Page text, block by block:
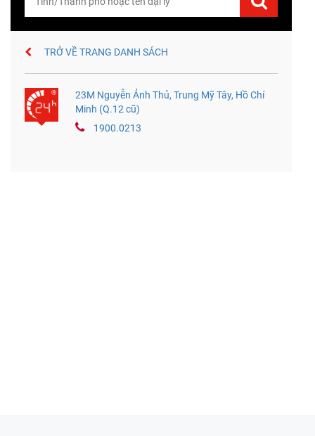
TRỞ VỀ TRANG DANH SÁCH
23M Nguyễn Ảnh Thủ, Trung Mỹ Tây, Hồ Chí
Minh (Q.12 cũ)
1900.0213